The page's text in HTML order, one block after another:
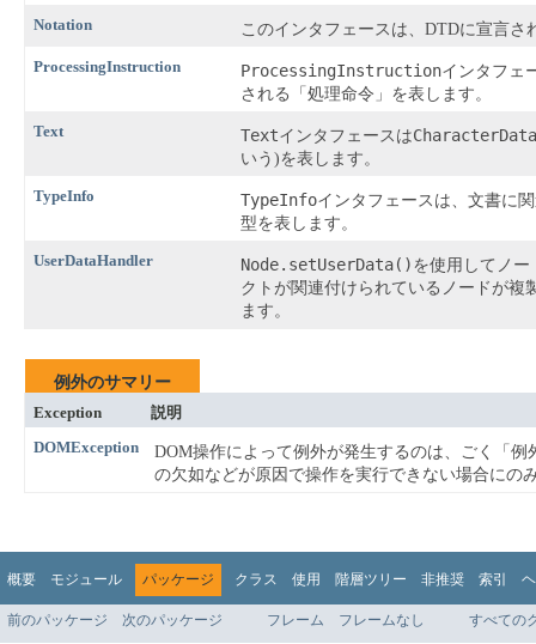
Notation このインタフェースは、DTDに宣言さ
ProcessingInstruction ProcessingInstructionインタフェ
される「処理命令」を表します。
Text TextインタフェースはCharacterData
いう)を表します。
TypeInfo TypeInfoインタフェースは、文書に
型を表します。
UserDataHandler Node.setUserData() を使用してノ
クトが関連付けられているノードが複
ます。
例外のサマリー
Exception
説明
DOMException
DOM操作によって例外が発生するのは、ごく「
の欠如などが原因で操作を実行できない場合にの
概要 モジュール パッケージ クラス 使用 階層ツリー 非推奨 索引
前のパッケージ 次のパッケージ フレーム フレームなし すべての